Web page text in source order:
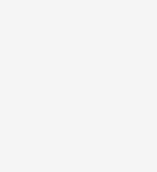
Production
1% œuvres
Réseau